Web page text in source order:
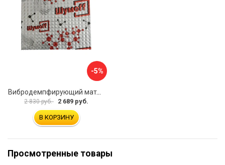
-5%
Вибродемпфирующий материал Шумофф Микс Ф УТ000000308
2 830 руб. 2 689 руб.
В КОРЗИНУ
Просмотренные товары